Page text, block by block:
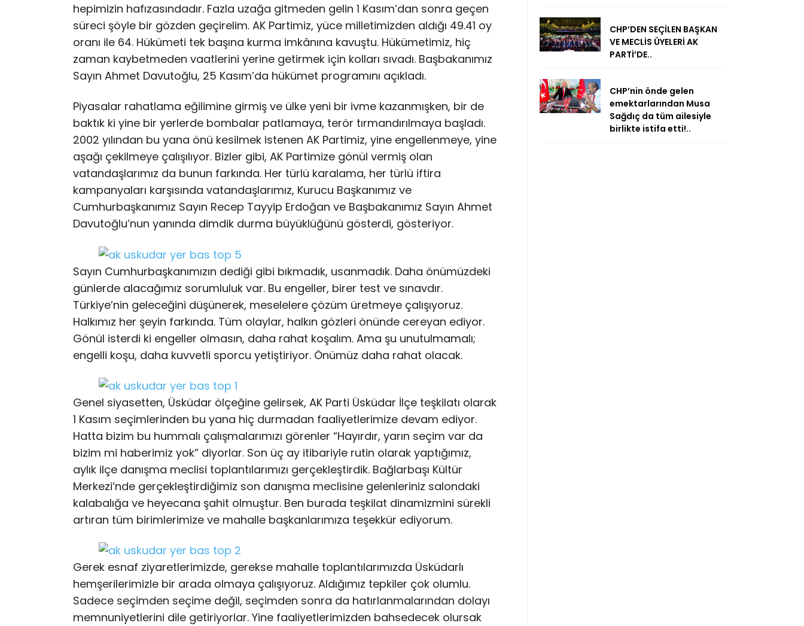
hepimizin hafızasındadır. Fazla uzağa gitmeden gelin 1 Kasım’dan sonra geçen
süreci şöyle bir gözden geçirelim. AK Partimiz, yüce milletimizden aldığı 49.41 oy
oranı ile 64. Hükümeti tek başına kurma imkânına kavuştu. Hükümetimiz, hiç
zaman kaybetmeden vaatlerini yerine getirmek için kolları sıvadı. Başbakanımız
Sayın Ahmet Davutoğlu, 25 Kasım’da hükümet programını açıkladı.
Piyasalar rahatlama eğilimine girmiş ve ülke yeni bir ivme kazanmışken, bir de
baktık ki yine bir yerlerde bombalar patlamaya, terör tırmandırılmaya başladı.
2002 yılından bu yana önü kesilmek istenen AK Partimiz, yine engellenmeye, yine
aşağı çekilmeye çalışılıyor. Bizler gibi, AK Partimize gönül vermiş olan
vatandaşlarımız da bunun farkında. Her türlü karalama, her türlü iftira
kampanyaları karşısında vatandaşlarımız, Kurucu Başkanımız ve
Cumhurbaşkanımız Sayın Recep Tayyip Erdoğan ve Başbakanımız Sayın Ahmet
Davutoğlu’nun yanında dimdik durma büyüklüğünü gösterdi, gösteriyor.
Sayın Cumhurbaşkanımızın dediği gibi bıkmadık, usanmadık. Daha önümüzdeki
günlerde alacağımız sorumluluk var. Bu engeller, birer test ve sınavdır.
Türkiye’nin geleceğini düşünerek, meselelere çözüm üretmeye çalışıyoruz.
Halkımız her şeyin farkında. Tüm olaylar, halkın gözleri önünde cereyan ediyor.
Gönül isterdi ki engeller olmasın, daha rahat koşalım. Ama şu unutulmamalı;
engelli koşu, daha kuvvetli sporcu yetiştiriyor. Önümüz daha rahat olacak.
Genel siyasetten, Üsküdar ölçeğine gelirsek, AK Parti Üsküdar İlçe teşkilatı olarak
1 Kasım seçimlerinden bu yana hiç durmadan faaliyetlerimize devam ediyor.
Hatta bizim bu hummalı çalışmalarımızı görenler “Hayırdır, yarın seçim var da
bizim mi haberimiz yok” diyorlar. Son üç ay itibariyle rutin olarak yaptığımız,
aylık ilçe danışma meclisi toplantılarımızı gerçekleştirdik. Bağlarbaşı Kültür
Merkezi’nde gerçekleştirdiğimiz son danışma meclisine gelenleriniz salondaki
kalabalığa ve heyecana şahit olmuştur. Ben burada teşkilat dinamizmini sürekli
artıran tüm birimlerimize ve mahalle başkanlarımıza teşekkür ediyorum.
Gerek esnaf ziyaretlerimizde, gerekse mahalle toplantılarımızda Üsküdarlı
hemşerilerimizle bir arada olmaya çalışıyoruz. Aldığımız tepkiler çok olumlu.
Sadece seçimden seçime değil, seçimden sonra da hatırlanmalarından dolayı
memnuniyetlerini dile getiriyorlar. Yine faaliyetlerimizden bahsedecek olursak
CHP’DEN SEÇİLEN BAŞKAN
VE MECLİS ÜYELERİ AK
PARTİ’DE..
CHP’nin önde gelen
emektarlarından Musa
Sağdıç da tüm ailesiyle
birlikte istifa etti!..